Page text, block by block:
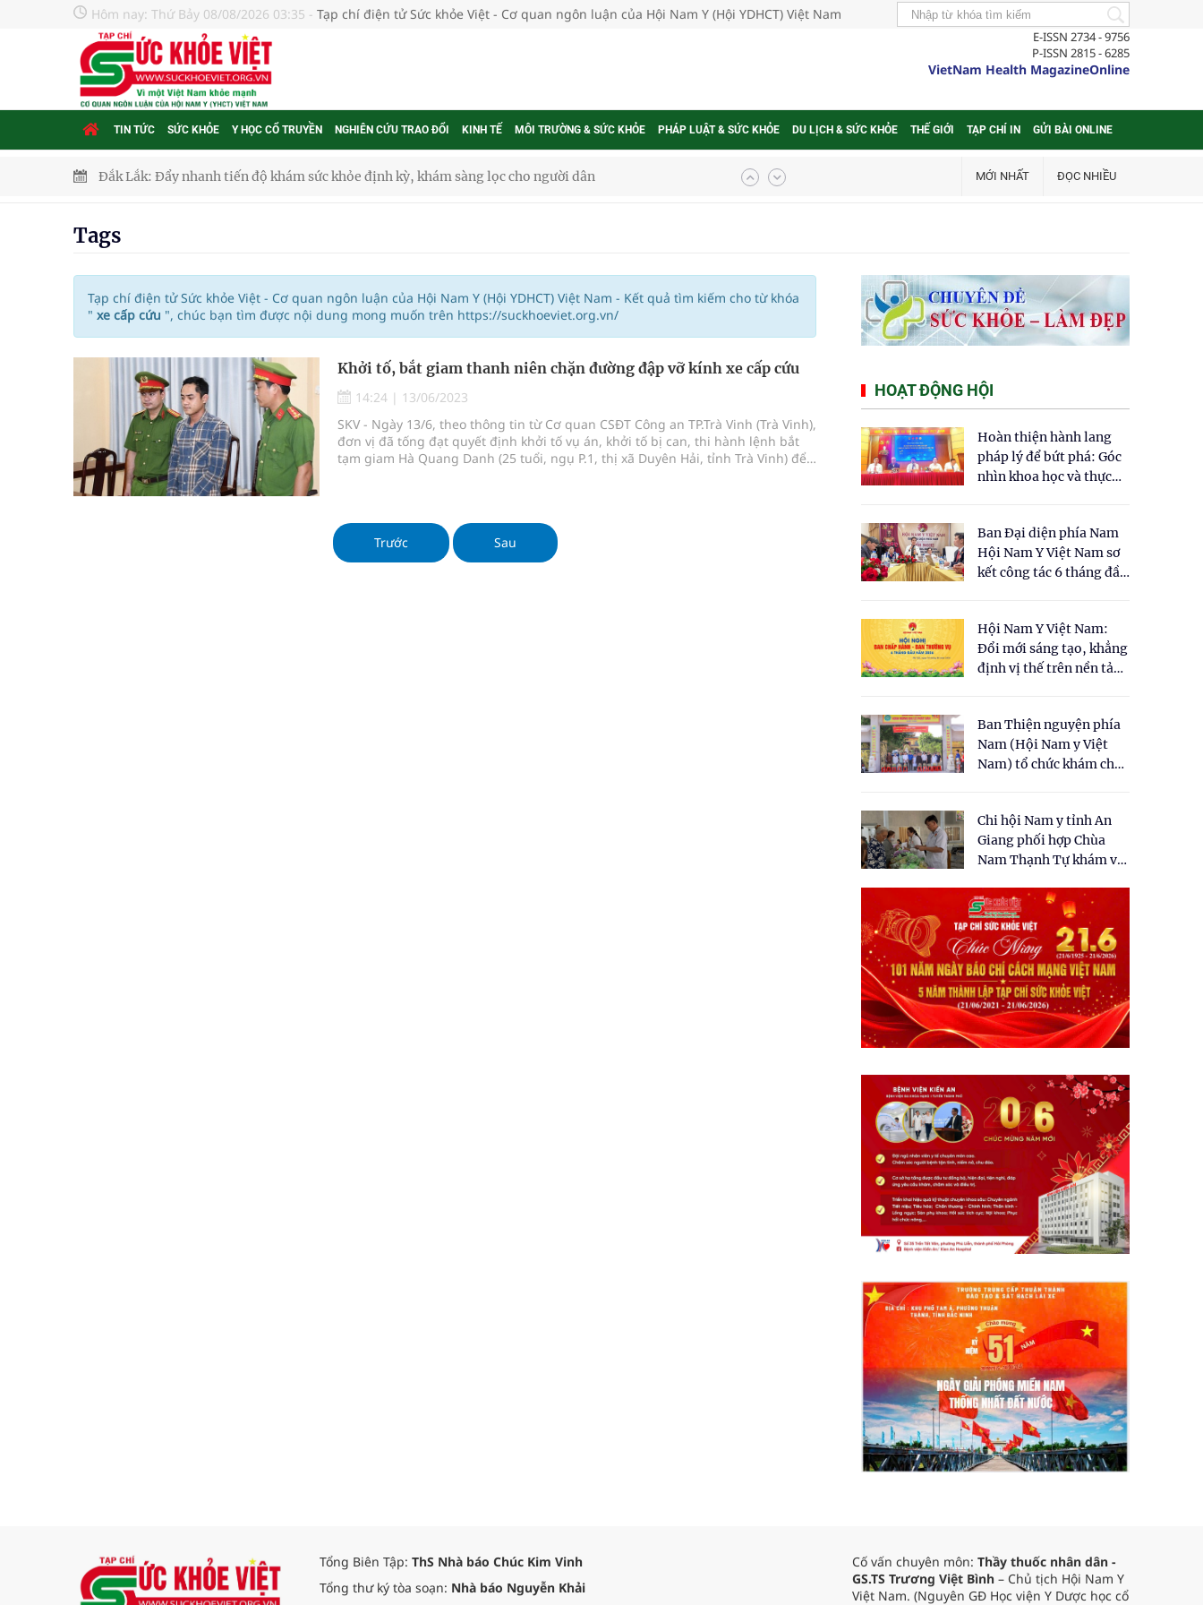
Hôm nay: Thứ Bảy 08/08/2026 03:35 - Tạp chí điện tử Sức khỏe Việt - Cơ quan ngôn luận của Hội Nam Y (Hội YDHCT) Việt Nam
E-ISSN 2734 - 9756
P-ISSN 2815 - 6285
VietNam Health MagazineOnline
TIN TỨC SỨC KHỎE Y HỌC CỔ TRUYỀN NGHIÊN CỨU TRAO ĐỔI KINH TẾ MÔI TRƯỜNG & SỨC KHỎE PHÁP LUẬT & SỨC KHỎE DU LỊCH & SỨC KHỎE THẾ GIỚI TẠP CHÍ IN GỬI BÀI ONLINE
Đắk Lắk: Đẩy nhanh tiến độ khám sức khỏe định kỳ, khám sàng lọc cho người dân
Nhiều lợi thế để nâng chất lượng y tế
Vương Thành Công: Khi việc học bắt đầu từ trải nghiệm thực tế
Chấn chỉnh hoạt động kinh doanh dược liệu
Súp lơ xanh mang đến hy vọng mới trong phòng ngừa ung thư
Tác Dụng Chống Kết Tập Tiểu Cầu Và Chống Đông Máu Của Các Loài Nhân Sâm (Panax Spp.): Tổng
Quan Bằng Chứng Dược Lý Và Cơ Chế Phân Tử
Xây dựng bản đồ mạng lưới cấp cứu ngoại viện toàn quốc
MỚI NHẤT ĐỌC NHIỀU
Tags
Tạp chí điện tử Sức khỏe Việt - Cơ quan ngôn luận của Hội Nam Y (Hội YDHCT) Việt Nam - Kết quả tìm kiếm cho từ khóa
" xe cấp cứu ", chúc bạn tìm được nội dung mong muốn trên https://suckhoeviet.org.vn/
Khởi tố, bắt giam thanh niên chặn đường đập vỡ kính xe cấp cứu
14:24 | 13/06/2023
SKV - Ngày 13/6, theo thông tin từ Cơ quan CSĐT Công an TP.Trà Vinh (Trà Vinh),
đơn vị đã tống đạt quyết định khởi tố vụ án, khởi tố bị can, thi hành lệnh bắt
tạm giam Hà Quang Danh (25 tuổi, ngụ P.1, thị xã Duyên Hải, tỉnh Trà Vinh) để
Trước Sau
HOẠT ĐỘNG HỘI
Hoàn thiện hành lang
pháp lý để bứt phá: Góc
nhìn khoa học và thực
cho Luật Y dược cổ
truyền Việt Nam"
Ban Đại diện phía Nam
Hội Nam Y Việt Nam sơ
kết công tác 6 tháng đầu
Hội Nam Y Việt Nam:
Đổi mới sáng tạo, khẳng
định vị thế trên nền tảng
Ban Thiện nguyện phía
Nam (Hội Nam y Việt
Nam) tổ chức khám chữa
dân tại xã Tân Tập
Chi hội Nam y tỉnh An
Giang phối hợp Chùa
Nam Thạnh Tự khám và
nhân dân
Tổng Biên Tập: ThS Nhà báo Chúc Kim Vinh
Tổng thư ký tòa soạn: Nhà báo Nguyễn Khải
Cố vấn chuyên môn: Thầy thuốc nhân dân -
GS.TS Trương Việt Bình – Chủ tịch Hội Nam Y
Việt Nam. (Nguyên GĐ Học viện Y Dược học cổ